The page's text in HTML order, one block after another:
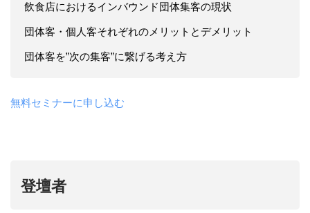
飲食店におけるインバウンド団体集客の現状
団体客・個人客それぞれのメリットとデメリット
団体客を”次の集客”に繋げる考え方
無料セミナーに申し込む
登壇者